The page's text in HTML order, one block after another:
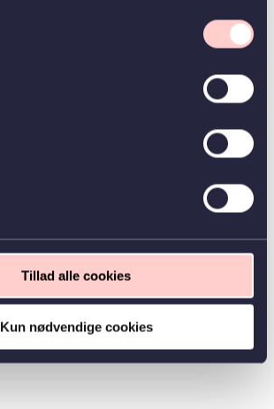
Tillad alle cookies
Kun nødvendige cookies